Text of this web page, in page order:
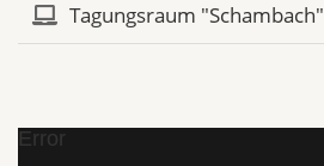
Tagungsraum "Schambach"
Error